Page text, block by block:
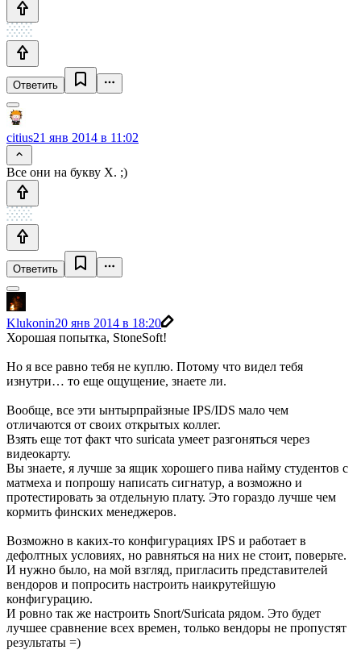
Ответить
citius21 янв 2014 в 11:02
Все они на букву Х. ;)
Ответить
Klukonin20 янв 2014 в 18:20
Хорошая попытка, StoneSoft!
Но я все равно тебя не куплю. Потому что видел тебя
изнутри… то еще ощущение, знаете ли.
Вообще, все эти ынтырпрайзные IPS/IDS мало чем
отличаются от своих открытых коллег.
Взять еще тот факт что suricata умеет разгоняться через
видеокарту.
Вы знаете, я лучше за ящик хорошего пива найму студентов с
матмеха и попрошу написать сигнатур, а возможно и
протестировать за отдельную плату. Это гораздо лучше чем
кормить финских менеджеров.
Возможно в каких-то конфигурациях IPS и работает в
дефолтных условиях, но равняться на них не стоит, поверьте.
И нужно было, на мой взгляд, пригласить представителей
вендоров и попросить настроить наикрутейшую
конфигурацию.
И ровно так же настроить Snort/Suricata рядом. Это будет
лучшее сравнение всех времен, только вендоры не пропустят
результаты =)